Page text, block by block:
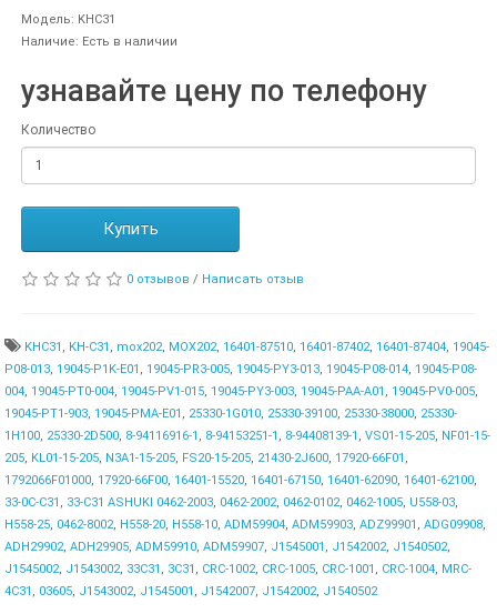
Модель: KHC31
Наличие: Есть в наличии
узнавайте цену по телефону
Количество
Купить
0 отзывов / Написать отзыв
KHC31 , KH-C31 , mox202, MOX202, 16401-87510, 16401-87402, 16401-87404, 19045-
P08-013, 19045-P1K-E01 , 19045-PR3-005, 19045-PY3-013, 19045-P08-014, 19045-P08-
004, 19045-PT0-004, 19045-PV1-015, 19045-PY3-003, 19045-PAA-A01 , 19045-PV0-005,
19045-PT1-903, 19045-PMA-E01 , 25330-1G010, 25330-39100, 25330-38000, 25330-
1H100, 25330-2D500, 8-94116916-1 , 8-94153251-1 , 8-94408139-1 ,VS01-15-205, NF01-15-
205, KL01-15-205, N3A1-15-205, FS20-15-205, 21430-2J600, 17920-66F01 ,
1792066F01000, 17920-66F00, 16401-15520, 16401-67150, 16401-62090, 16401-62100,
33-0C-C31 , 33-C31 ASHUKI 0462-2003, 0462-2002, 0462-0102, 0462-1005, U558-03,
H558-25, 0462-8002, H558-20, H558-10,ADM59904,ADM59903,ADZ99901 ,ADG09908,
ADH29902,ADH29905,ADM59910,ADM59907, J1545001 , J1542002, J1540502,
J1545002, J1543002, 33C31 , 3C31 , CRC-1002, CRC-1005, CRC-1001 , CRC-1004, MRC-
4C31 , 03605, J1543002, J1545001 , J1542007, J1542002, J1540502